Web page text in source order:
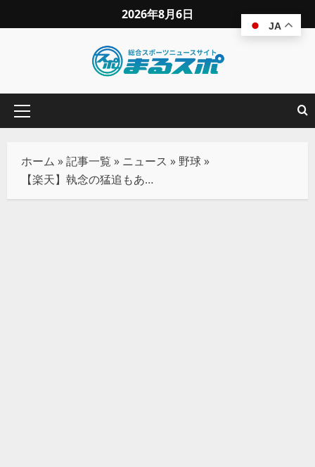
2026年8月6日
ホーム »記事一覧 » ニュース » 野球»
【楽天】執念の猛追もあと一歩届かず 終盤驚異の粘りも5連敗
JA